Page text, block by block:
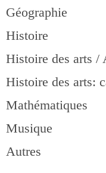
Géographie
Histoire
Histoire des arts /
Histoire des arts:
Mathématiques
Musique
Autres